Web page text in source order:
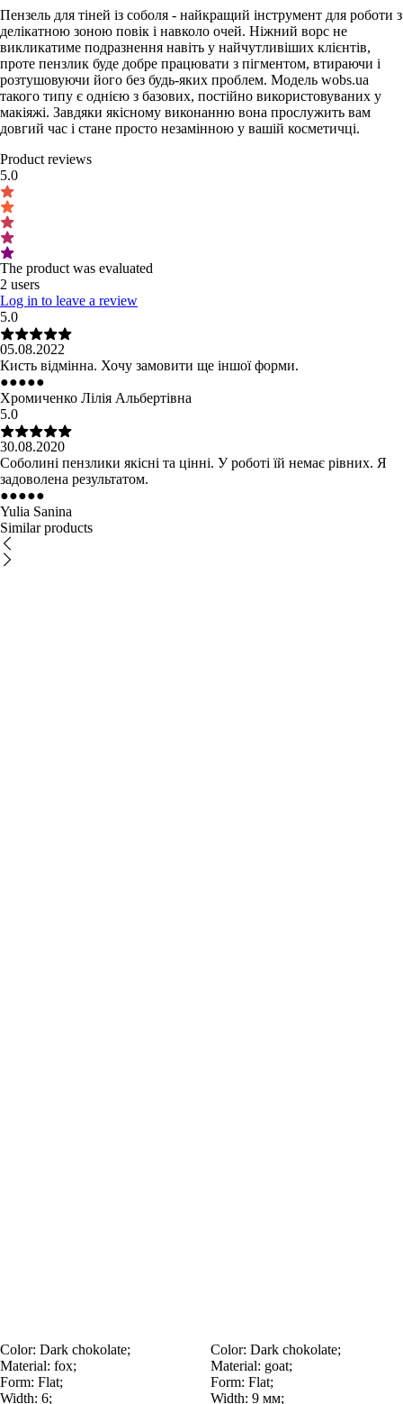
Пензель для тіней із соболя - найкращий інструмент для роботи з
делікатною зоною повік і навколо очей. Ніжний ворс не
викликатиме подразнення навіть у найчутливіших клієнтів,
проте пензлик буде добре працювати з пігментом, втираючи і
розтушовуючи його без будь-яких проблем. Модель wobs.ua
такого типу є однією з базових, постійно використовуваних у
макіяжі. Завдяки якісному виконанню вона прослужить вам
довгий час і стане просто незамінною у вашій косметичці.
Product reviews
5.0
The product was evaluated
2 users
Log in to leave a review
5.0
05.08.2022
Кисть відмінна. Хочу замовити ще іншої форми.
●●●●●
Хромиченко Лілія Альбертівна
5.0
30.08.2020
Соболині пензлики якісні та цінні. У роботі їй немає рівних. Я
задоволена результатом.
●●●●●
Yulia Sanina
Similar products
Color: Dark chokolate;
Material: fox;
Form: Flat;
Width: 6;
Color: Dark chokolate;
Material: goat;
Form: Flat;
Width: 9 мм;